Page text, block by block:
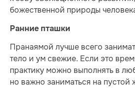
божественной природы
Ранние пташки
Пранаямой лучше всего
тело и ум свежие. Если это
практику можно выполнять в
но важно заниматься на